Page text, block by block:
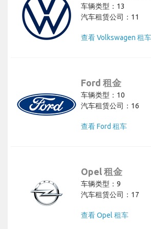
车辆类型：13
汽车租赁公司：11
查看 Volkswagen 租车
Ford 租金
车辆类型：10
汽车租赁公司：16
查看 Ford 租车
Opel 租金
车辆类型：9
汽车租赁公司：17
查看 Opel 租车